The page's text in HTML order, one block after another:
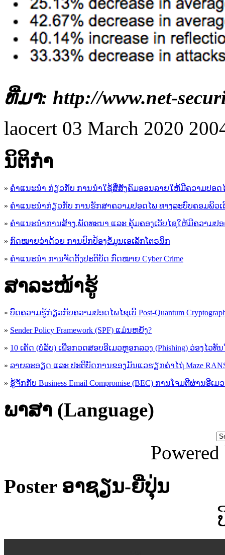
ທີ່​ມາ: http://www.net-
laocert 03 March 2020
ນິ​ຕິ​ກໍາ
» ຄໍາແນະນໍາ ກ່ຽວກັບ ການນໍາໃຊ້ສື່ສັງຄົມອອນລາຍໃຫ້ມີຄວາມປອດ
» ຄຳແນະນຳກ່ຽວກັບ ການຮັກສາຄວາມປອດໄພ ທາງລະບົບຄອມພິວເ
» ຄຳແນະນຳການສ້າງ,ພັດທະນາ ແລະ ຄຸ້ມຄອງເວັບໄຊໃຫ້ມີຄວາມປ
» ກົດໝາຍວ່າດ້ວຍ ການປົກປ້ອງຂໍ້ມູນເອເລັກໂຕຣນິກ
» ຄຳແນະນຳ ການຈັດຕັ້ງປະຕິບັດ ກົດໝາຍ Cyber Crime
ສາລະໜ້າຮູ້
» ບົດຄວາມຮູ້ກ່ຽວກັບຄວາມປອດໄພໄຊເບີ Post-Quantum
» Sender Policy Framework (SPF) ແມ່ນຫຍັງ?
» 10 ເຄັດ (ບໍ່ລັບ) ເພື່ອກວດສອບອີເມວຫຼອກລວງ (Phishing) ວ່ອງໄວທັ
» ລາຍລະອຽດ ແລະ ປະຕິບັດການຂອງມັນແວຮຽກຄ່າໄຖ່ Maze
» ຮູ້​ຈັກກັບ​ Business Email Compromise (BEC) ການ​ໂຈມ​ຕີ​ຜ່ານ​ອີ​ເ
ພາສາ (Language)
Poster ອາຊຽນ-ຍີ່ປຸ່ນ